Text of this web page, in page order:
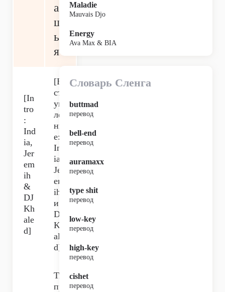
аё
ш
ьс
я
[In
tro
:
Ind
ia,
Jer
em
ih
&
DJ
Kh
ale
d]
[В
ст
уп
ле
ни
е:
Ind
ia,
Jer
em
ih
и
DJ
Kh
ale
d]
Ты
пр
Maladie
Mauvais Djo
Energy
Ava Max & BIA
Словарь Сленга
buttmad
перевод
bell-end
перевод
auramaxx
перевод
type shit
перевод
low-key
перевод
high-key
перевод
cishet
перевод